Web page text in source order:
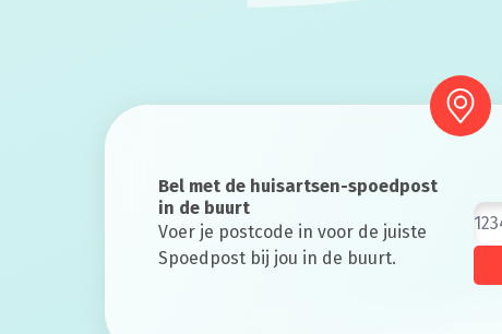
Bel met de huisartsen-spoedpost
in de buurt
Voer je postcode in voor de juiste
Spoedpost bij jou in de buurt.